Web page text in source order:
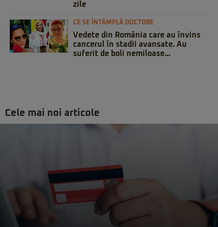
zile
CE SE ÎNTÂMPLĂ DOCTORE
Vedete din România care au învins
cancerul în stadii avansate. Au
suferit de boli nemiloase...
Cele mai noi articole